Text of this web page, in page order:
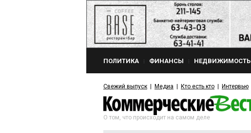
ПОЛИТИКА ФИНАНСЫ НЕДВИЖИМОСТЬ
Свежий выпуск Медиа Кто есть кто Интервью
О том, что происходит на самом деле